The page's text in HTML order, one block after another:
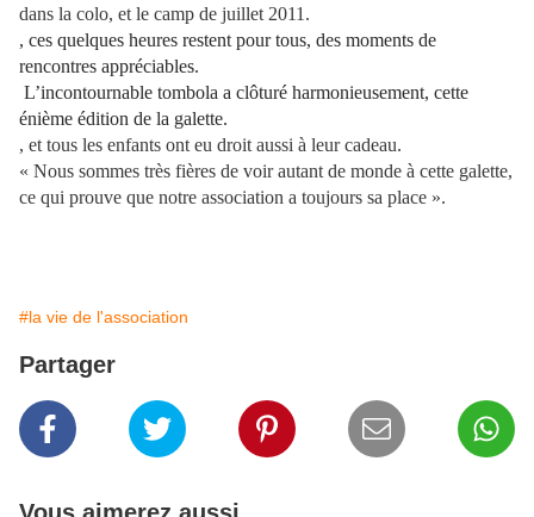
dans la colo, et le camp de juillet 2011.
, ces quelques heures restent pour tous, des moments de
rencontres appréciables.
L’incontournable tombola a clôturé harmonieusement, cette
énième édition de la galette.
, et tous les enfants ont eu droit aussi à leur cadeau.
« Nous sommes très fières de voir autant de monde à cette galette,
ce qui prouve que notre association a toujours sa place ».
#la vie de l'association
Partager